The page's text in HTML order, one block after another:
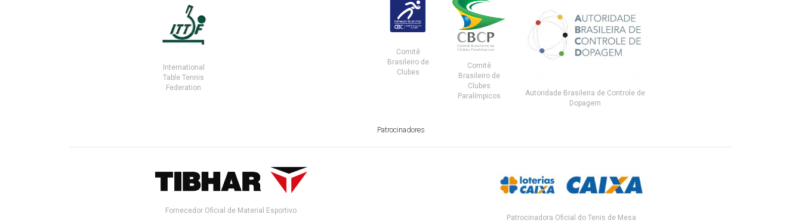
International
Table Tennis
Federation
Comitê
Brasileiro de
Clubes
Comitê
Brasileiro de
Clubes
Paralímpicos
Autoridade Brasileira de Controle de
Dopagem
Patrocinadores
Fornecedor Oficial de Material Esportivo
Patrocinadora Oficial do Tenis de Mesa